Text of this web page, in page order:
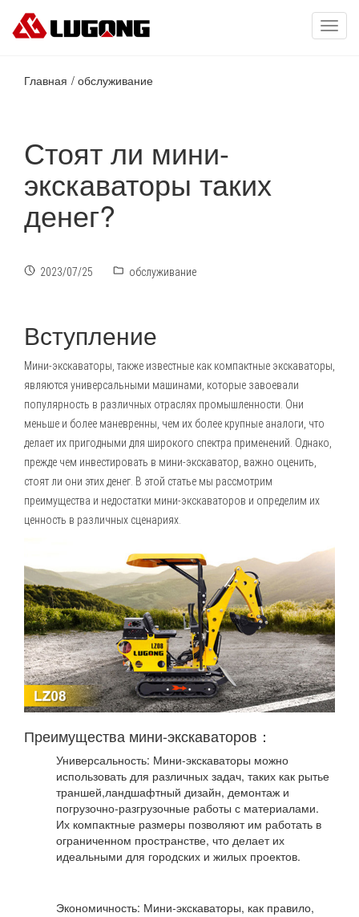
Главная обслуживание
Стоят ли мини-
экскаваторы таких
денег?
2023/07/25 обслуживание
Вступление
Мини-экскаваторы , также известные как компактные экскаваторы,
являются универсальными машинами, которые завоевали
популярность в различных отраслях промышленности. Они
меньше и более маневренны, чем их более крупные аналоги, что
делает их пригодными для широкого спектра применений. Однако,
прежде чем инвестировать в мини-экскаватор, важно оценить,
стоят ли они этих денег. В этой статье мы рассмотрим
преимущества и недостатки мини-экскаваторов и определим их
ценность в различных сценариях.
Преимущества мини-экскаваторов：
Универсальность: Мини-экскаваторы можно
использовать для различных задач, таких как рытье
траншей,ландшафтный дизайн, демонтаж и
погрузочно-разгрузочные работы с материалами.
Их компактные размеры позволяют им работать в
ограниченном пространстве, что делает их
идеальными для городских и жилых проектов.
Экономичность: Мини-экскаваторы, как правило,